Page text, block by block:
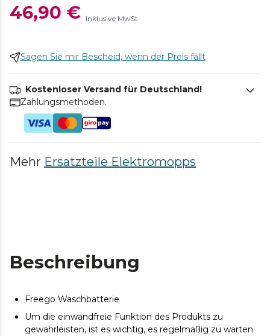
46,90 € Inklusive MwSt.
Sagen Sie mir Bescheid, wenn der Preis fällt
Kostenloser Versand für Deutschland!
Zahlungsmethoden.
Mehr Ersatzteile Elektromopps
Beschreibung
Freego Waschbatterie
Um die einwandfreie Funktion des Produkts zu
gewährleisten, ist es wichtig, es regelmäßig zu warten